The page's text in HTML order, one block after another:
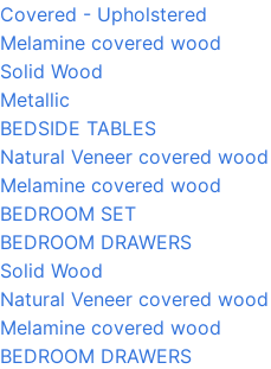
Covered - Upholstered
Melamine covered wood
Solid Wood
Metallic
BEDSIDE TABLES
Natural Veneer covered wood
Melamine covered wood
BEDROOM SET
BEDROOM DRAWERS
Solid Wood
Natural Veneer covered wood
Melamine covered wood
BEDROOM DRAWERS